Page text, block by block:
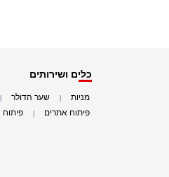
כלים ושירותים
מניות שער הדולר
פיתוח אתרים פיתוח